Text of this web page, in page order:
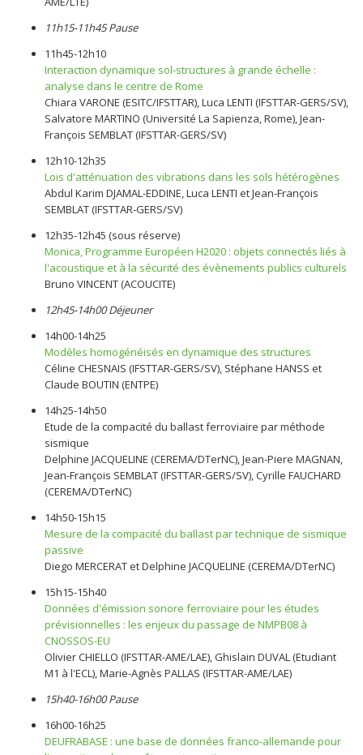
11h15-11h45 Pause
11h45-12h10
Interaction dynamique sol-structures à grande échelle :
analyse dans le centre de Rome
Chiara VARONE (ESITC/IFSTTAR), Luca LENTI (IFSTTAR-GERS/SV),
Salvatore MARTINO (Université La Sapienza, Rome), Jean-
François SEMBLAT (IFSTTAR-GERS/SV)
12h10-12h35
Lois d'atténuation des vibrations dans les sols hétérogènes
Abdul Karim DJAMAL-EDDINE, Luca LENTI et Jean-François
SEMBLAT (IFSTTAR-GERS/SV)
12h35-12h45 (sous réserve)
Monica, Programme Européen H2020 : objets connectés liés à
l'acoustique et à la sécurité des évènements publics culturels
Bruno VINCENT (ACOUCITE)
12h45-14h00 Déjeuner
14h00-14h25
Modèles homogénéisés en dynamique des structures
Céline CHESNAIS (IFSTTAR-GERS/SV), Stéphane HANSS et
Claude BOUTIN (ENTPE)
14h25-14h50
Etude de la compacité du ballast ferroviaire par méthode
sismique
Delphine JACQUELINE (CEREMA/DTerNC), Jean-Piere MAGNAN,
Jean-François SEMBLAT (IFSTTAR-GERS/SV), Cyrille FAUCHARD
(CEREMA/DTerNC)
14h50-15h15
Mesure de la compacité du ballast par technique de sismique
passive
Diego MERCERAT et Delphine JACQUELINE (CEREMA/DTerNC)
15h15-15h40
Données d'émission sonore ferroviaire pour les études
prévisionnelles : les enjeux du passage de NMPB08 à
CNOSSOS-EU
Olivier CHIELLO (IFSTTAR-AME/LAE), Ghislain DUVAL (Etudiant
M1 à l'ECL), Marie-Agnès PALLAS (IFSTTAR-AME/LAE)
15h40-16h00 Pause
16h00-16h25
DEUFRABASE : une base de données franco-allemande pour